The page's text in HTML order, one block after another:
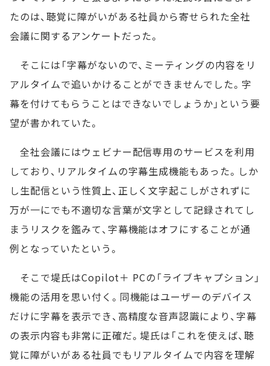
たのは、聴覚に障がいがある社員から寄せられた全社
会議に関するアンケートだった。
そこには「字幕がないので、ミーティングの内容をリ
アルタイムで追いかけることができませんでした。字
幕を付けてもらうことはできないでしょうか」という要
望が書かれていた。
全社会議にはウェビナー配信専用のサービスを利用
しており、リアルタイムの字幕生成機能もあった。しか
し生配信という性質上、正しく文字起こしがされずに
万が一にでも不適切な言葉が文字として記録されてし
まうリスクを鑑みて、字幕機能はオフにすることが通
例となっていたという。
そこで堤氏はCopilot＋ PCの「ライブキャプション」
機能の活用を思い付く。同機能はユーザーのデバイス
だけに字幕を表示でき、高精度な音声認識により、字幕
の表示内容も非常に正確だ。堤氏は「これを使えば、聴
覚に障がいがある社員でもリアルタイムで内容を理解